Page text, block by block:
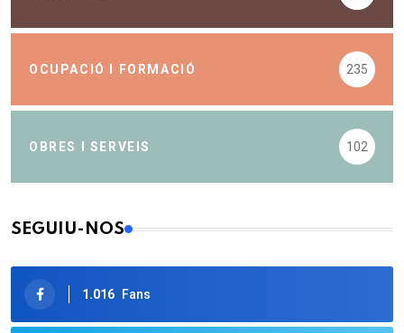
OCUPACIÓ I FORMACIÓ 235
OBRES I SERVEIS 102
SEGUIU-NOS
1.016 Fans